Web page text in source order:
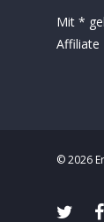
Mit *
Affiliate
© 2026